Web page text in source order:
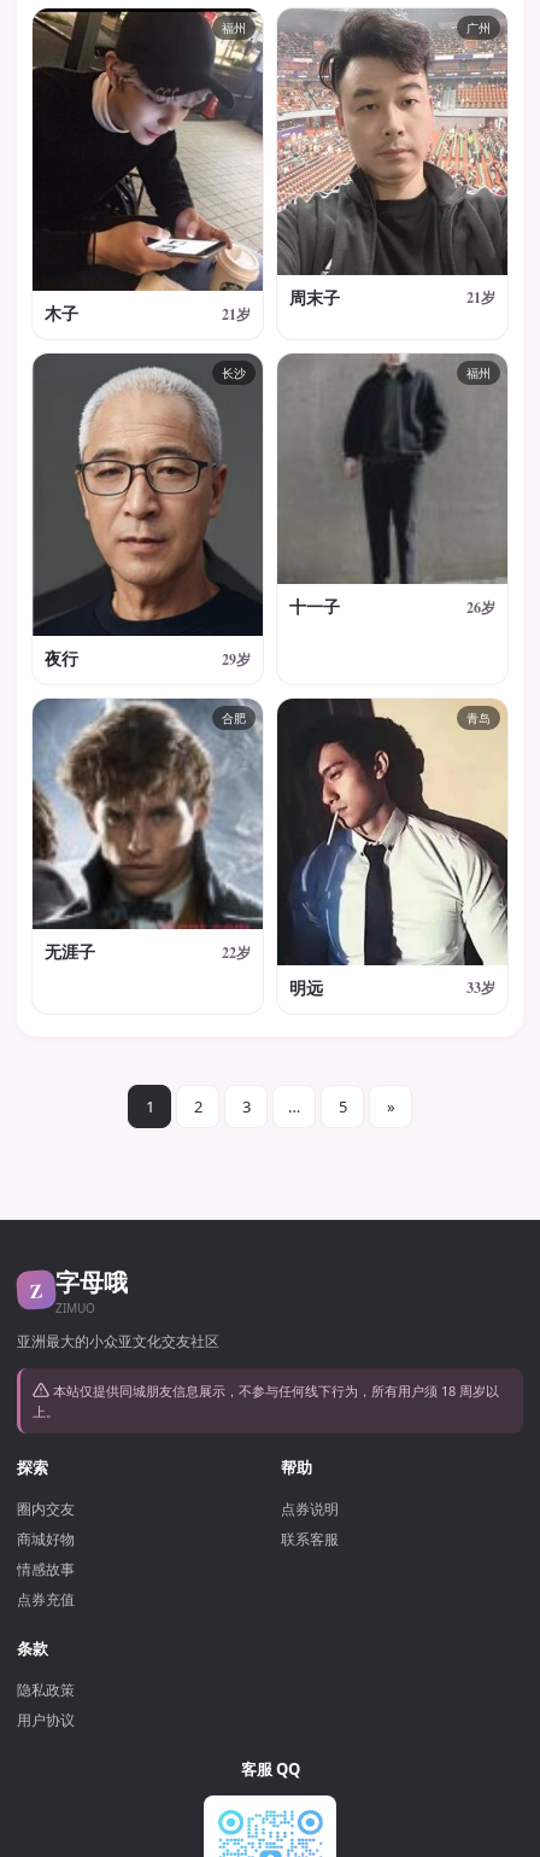
福州
木子 21岁
广州
周末子 21岁
长沙
夜行 29岁
福州
十一子 26岁
合肥
无涯子 22岁
青岛
明远 33岁
1 2 3 … 5 »
Z 字母哦
ZIMUO
亚洲最大的小众亚文化交友社区
本站仅提供同城朋友信息展示，不参与任何线下行为，所有用户须 18 周岁以
上。
探索
圈内交友
商城好物
情感故事
点券充值
帮助
点券说明
联系客服
条款
隐私政策
用户协议
客服 QQ